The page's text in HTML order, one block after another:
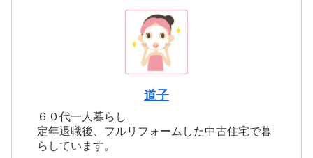
道子
６０代一人暮らし
定年退職後、フルリフォームした中古住宅で暮
らしています。